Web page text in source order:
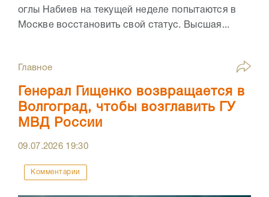
оглы Набиев на текущей неделе попытаются в
Москве восстановить свой статус. Высшая...
Главное
Генерал Гищенко возвращается в
Волгоград, чтобы возглавить ГУ
МВД России
09.07.2026 19:30
Комментарии